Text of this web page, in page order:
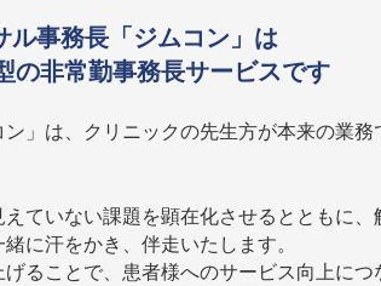
ル事務長「ジムコン」は
の非常勤事務長サービスです
」は、クリニックの先生方が本来の業
ていない課題を顕在化させるとともに
に汗をかき、伴走いたします。
ることで、患者様へのサービス向上につ